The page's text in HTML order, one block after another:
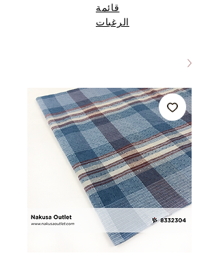
قائمة
الرغبات